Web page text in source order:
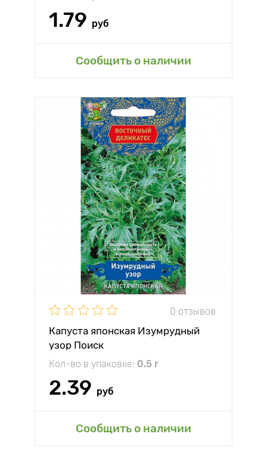
1.79 руб
Сообщить о наличии
0 отзывов
Капуста японская Изумрудный
узор Поиск
Кол-во в упаковке: 0.5 г
2.39 руб
Сообщить о наличии